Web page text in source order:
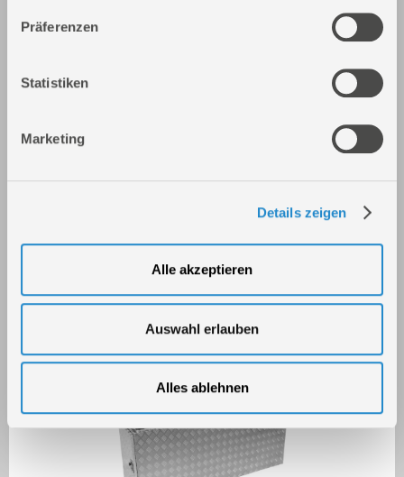
Präferenzen
Statistiken
Marketing
Details zeigen
Alle akzeptieren
Auswahl erlauben
Alles ablehnen
Alu Transportbox GT 310
Art.-Nr.: 73517